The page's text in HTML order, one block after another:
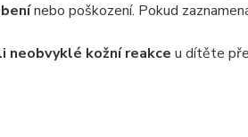
nebo poškození. Pokud
neobvyklé kožní reakce u dítěte